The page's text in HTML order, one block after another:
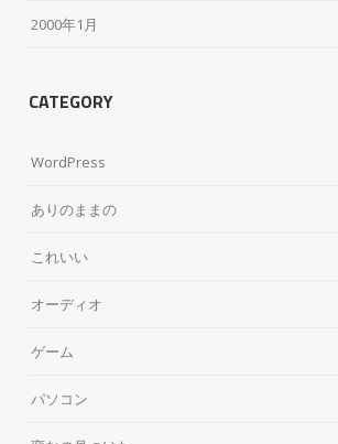
2000年1月
CATEGORY
WordPress
ありのままの
これいい
オーディオ
ゲーム
パソコン